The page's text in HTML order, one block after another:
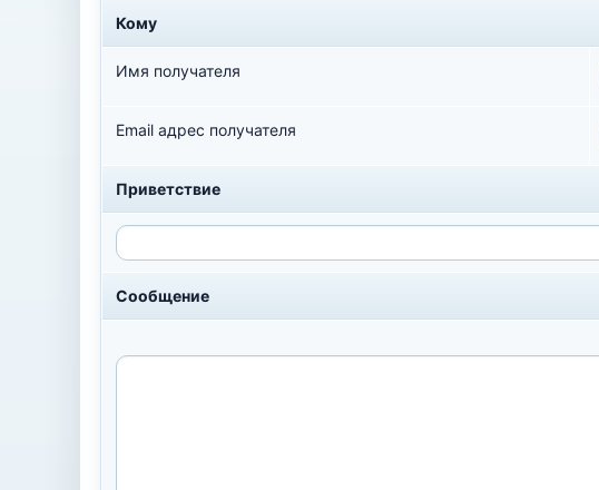
Кому
Имя получателя
Email адрес получателя
Приветствие
Сообщение